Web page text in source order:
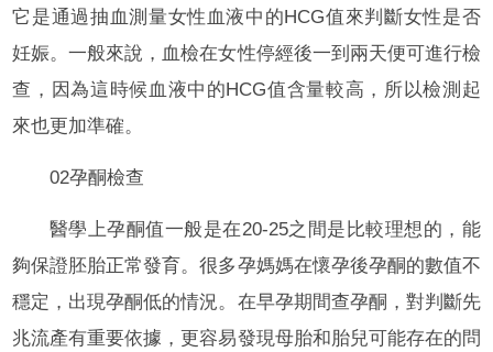
它是通過抽血測量女性血液中的HCG值來判斷女性是否
妊娠。一般來說，血檢在女性停經後一到兩天便可進行檢
查，因為這時候血液中的HCG值含量較高，所以檢測起
來也更加準確。
02孕酮檢查
醫學上孕酮值一般是在20-25之間是比較理想的，能
夠保證胚胎正常發育。很多孕媽媽在懷孕後孕酮的數值不
穩定，出現孕酮低的情況。在早孕期間查孕酮，對判斷先
兆流產有重要依據，更容易發現母胎和胎兒可能存在的問